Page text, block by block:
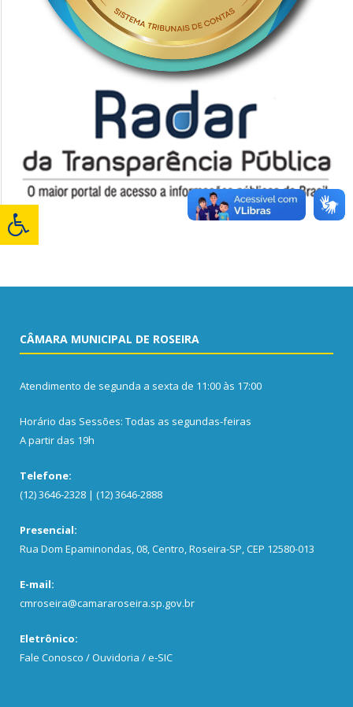
CÂMARA MUNICIPAL DE ROSEIRA
Atendimento de segunda a sexta de 11:00 às 17:00
Horário das Sessões: Todas as segundas-feiras
A partir das 19h
Telefone:
(12) 3646-2328 | (12) 3646-2888
Presencial:
Rua Dom Epaminondas, 08, Centro, Roseira-SP, CEP 12580-013
E-mail:
cmroseira@camararoseira.sp.gov.br
Eletrônico:
Fale Conosco / Ouvidoria / e-SIC